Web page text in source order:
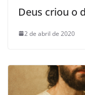
Deus criou o
2 de abril de 2020